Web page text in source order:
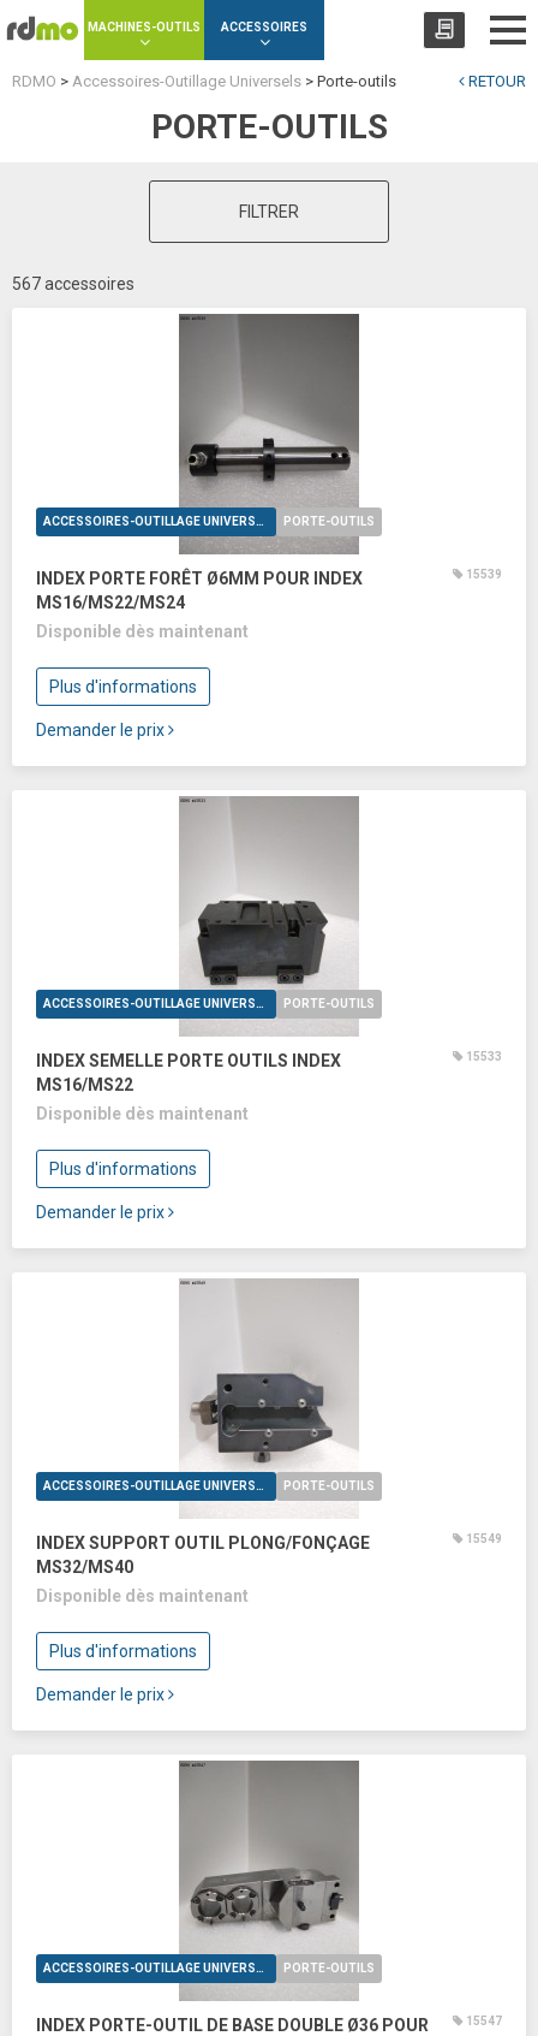
MACHINES-OUTILS ACCESSOIRES
RETOUR
RDMO > Accessoires-Outillage Universels > Porte-outils
PORTE-OUTILS
FILTRER
567 accessoires
ACCESSOIRES-OUTILLAGE UNIVERSELS PORTE-OUTILS
INDEX PORTE FORÊT Ø6MM POUR INDEX
MS16/MS22/MS24
15539
Disponible dès maintenant
Plus d'informations
Demander le prix
ACCESSOIRES-OUTILLAGE UNIVERSELS PORTE-OUTILS
INDEX SEMELLE PORTE OUTILS INDEX
MS16/MS22
15533
Disponible dès maintenant
Plus d'informations
Demander le prix
ACCESSOIRES-OUTILLAGE UNIVERSELS PORTE-OUTILS
INDEX SUPPORT OUTIL PLONG/FONÇAGE
MS32/MS40
15549
Disponible dès maintenant
Plus d'informations
Demander le prix
ACCESSOIRES-OUTILLAGE UNIVERSELS PORTE-OUTILS
INDEX PORTE-OUTIL DE BASE DOUBLE Ø36 POUR
15547